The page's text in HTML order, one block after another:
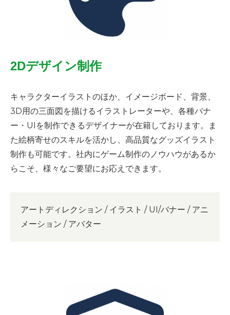
2Dデザイン制作
キャラクターイラストのほか、イメージボード、背景、
3D用の三面図を描けるイラストレーターや、各種バナ
ー・UIを制作できるデザイナーが在籍しております。ま
た絵柄寄せのスキルを活かし、高品質なグッズイラスト
制作も可能です。社内にゲーム制作のノウハウがあるか
らこそ、様々なご要望にお応えできます。
アートディレクション / イラスト / UI/バナー / アニ
メーション / アバター